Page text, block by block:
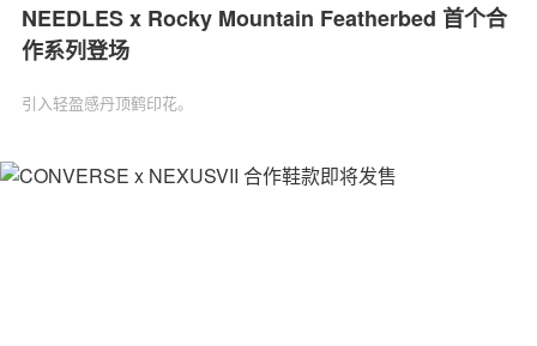
NEEDLES x Rocky Mountain Featherbed 首个合
作系列登场
引入轻盈感丹顶鹤印花。